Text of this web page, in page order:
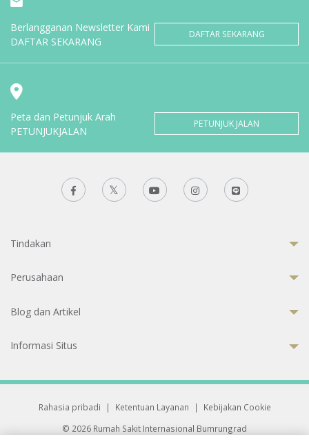
Berlangganan Newsletter Kami
DAFTAR SEKARANG
DAFTAR SEKARANG
Peta dan Petunjuk Arah
PETUNJUKJALAN
PETUNJUK JALAN
Tindakan
Perusahaan
Blog dan Artikel
Informasi Situs
Rahasia pribadi | Ketentuan Layanan |
Kebijakan Cookie
© 2026 Rumah Sakit Internasional Bumrungrad